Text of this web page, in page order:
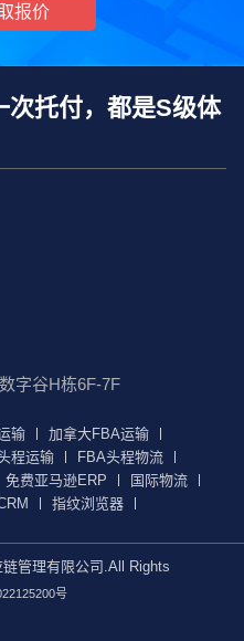
报价
次托付，都是S级体
字谷H栋6F-7F
输
加拿大FBA运输
程运输
FBA头程物流
免费亚马逊ERP
国际物流
指纹浏览器
管理有限公司.All Rights
号